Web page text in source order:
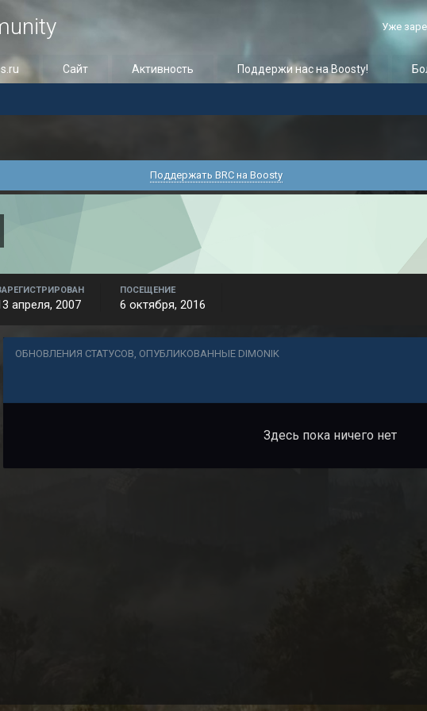
Уже
Сайт Активность Поддержи нас на Boosty!
Поддержать BRC на Boosty
апреля, 2007
ПОСЕЩЕНИЕ
6 октября, 2016
ОБНОВЛЕНИЯ СТАТУСОВ, ОПУБЛИКОВАННЫЕ DIMONIK
Здесь пока ничего нет